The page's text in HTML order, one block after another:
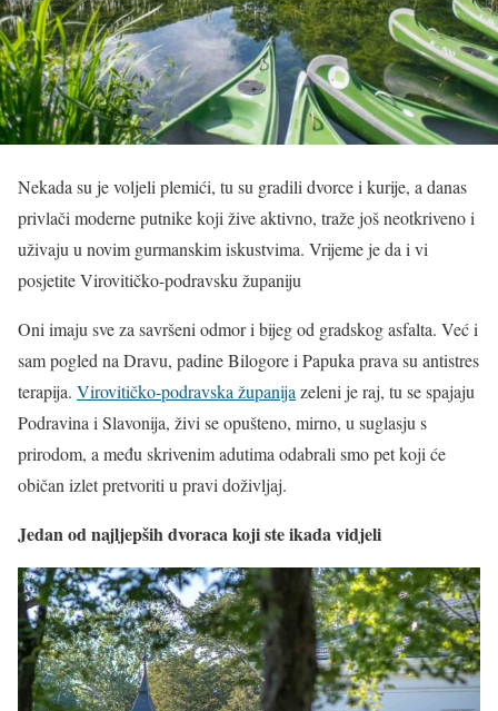
Nekada su je voljeli plemići, tu su gradili dvorce i kurije, a danas
privlači moderne putnike koji žive aktivno, traže još neotkriveno i
uživaju u novim gurmanskim iskustvima. Vrijeme je da i vi
posjetite Virovitičko-podravsku županiju
Oni imaju sve za savršeni odmor i bijeg od gradskog asfalta. Već i
sam pogled na Dravu, padine Bilogore i Papuka prava su antistres
terapija. Virovitičko-podravska županijazeleni je raj, tu se spajaju
Podravina i Slavonija, živi se opušteno, mirno, u suglasju s
prirodom, a među skrivenim adutima odabrali smo pet koji će
običan izlet pretvoriti u pravi doživljaj.
Jedan od najljepših dvoraca koji ste ikada vidjeli